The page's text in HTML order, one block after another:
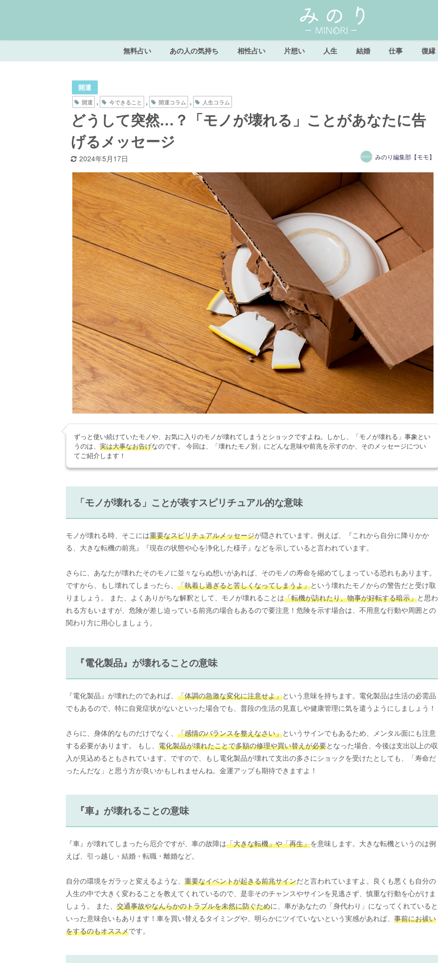
無料占い あの人の気持ち 相性占い 片想い 人生 結婚 仕事 復縁
開運
開運 , 今できること , 開運コラム , 人生コラム
どうして突然…？「モノが壊れる」ことがあなたに告
げるメッセージ
2024年5月17日 みのり編集部【モモ】
ずっと使い続けていたモノや、お気に入りのモノが壊れてしまうとショックですよね。しかし、「モノが壊れる」事象とい
うのは、 実は大事なお告げなのです。 今回は、「壊れたモノ別」にどんな意味や前兆を示すのか、そのメッセージについ
てご紹介します！
「モノが壊れる」ことが表すスピリチュアル的な意味
モノが壊れる時、そこには重要なスピリチュアルメッセージが隠されています。例えば、『これから自分に降りかか
る、大きな転機の前兆』『現在の状態や心を浄化した様子』などを示していると言われています。
さらに、あなたが壊れたそのモノに並々ならぬ想いがあれば、そのモノの寿命を縮めてしまっている恐れもあります。
ですから、もし壊れてしまったら、 「執着し過ぎると苦しくなってしまうよ」という壊れたモノからの警告だと受け取
りましょう。 また、よくありがちな解釈として、モノが壊れることは「転機が訪れたり、物事が好転する暗示」と思わ
れる方もいますが、危険が差し迫っている前兆の場合もあるので要注意！危険を示す場合は、不用意な行動や周囲との
関わり方に用心しましょう。
『電化製品』が壊れることの意味
『電化製品』が壊れたのであれば、 「体調の急激な変化に注意せよ」という意味を持ちます。電化製品は生活の必需品
でもあるので、特に自覚症状がないといった場合でも、普段の生活の見直しや健康管理に気を遣うようにしましょう！
さらに、身体的なものだけでなく、 「感情のバランスを整えなさい」というサインでもあるため、メンタル面にも注意
する必要があります。 もし、 電化製品が壊れたことで多額の修理や買い替えが必要となった場合、今後は支出以上の収
入が見込めるともされています。ですので、もし電化製品が壊れて支出の多さにショックを受けたとしても、「寿命だ
ったんだな」と思う方が良いかもしれませんね。金運アップも期待できますよ！
『車』が壊れることの意味
『車』が壊れてしまったら厄介ですが、車の故障は「大きな転機」や「再生」を意味します。大きな転機というのは例
えば、引っ越し・結婚・転職・離婚など。
自分の環境をガラッと変えるような、 重要なイベントが起きる前兆サインだと言われていますよ。良くも悪くも自分の
人生の中で大きく変わることを教えてくれているので、是非そのチャンスやサインを見逃さず、慎重な行動を心がけま
しょう。 また、 交通事故やなんらかのトラブルを未然に防ぐために、車があなたの「身代わり」になってくれていると
いった意味合いもあります！車を買い替えるタイミングや、明らかにツイていないという実感があれば、 事前にお祓い
をするのもオススメです。